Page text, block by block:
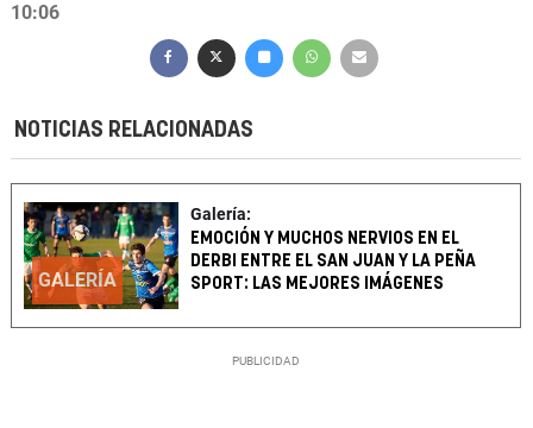
10:06
NOTICIAS RELACIONADAS
GALERÍA
Galería:
EMOCIÓN Y MUCHOS NERVIOS EN EL
DERBI ENTRE EL SAN JUAN Y LA PEÑA
SPORT: LAS MEJORES IMÁGENES